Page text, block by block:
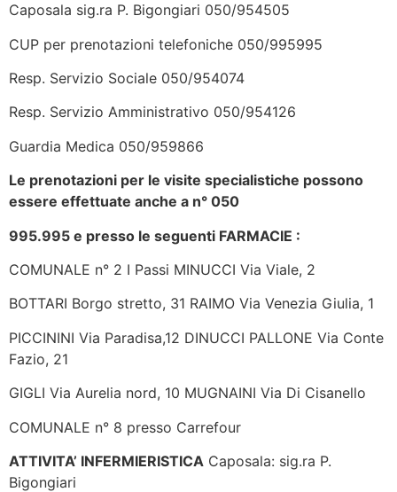
Caposala sig.ra P. Bigongiari 050/954505
CUP per prenotazioni telefoniche 050/995995
Resp. Servizio Sociale 050/954074
Resp. Servizio Amministrativo 050/954126
Guardia Medica 050/959866
Le prenotazioni per le visite specialistiche possono
essere effettuate anche a n° 050
995.995 e presso le seguenti FARMACIE :
COMUNALE n° 2 I Passi MINUCCI Via Viale, 2
BOTTARI Borgo stretto, 31 RAIMO Via Venezia Giulia, 1
PICCININI Via Paradisa,12 DINUCCI PALLONE Via Conte
Fazio, 21
GIGLI Via Aurelia nord, 10 MUGNAINI Via Di Cisanello
COMUNALE n° 8 presso Carrefour
ATTIVITA’ INFERMIERISTICA Caposala: sig.ra P.
Bigongiari